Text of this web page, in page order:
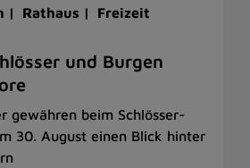
| Rathaus | Freizeit
und Burgen
gewähren beim Schlösser-
30. August einen Blick hinter